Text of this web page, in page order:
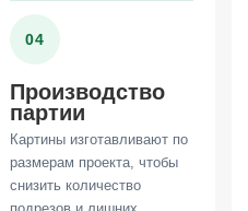
04
Производство
партии
Картины изготавливают по
размерам проекта, чтобы
снизить количество